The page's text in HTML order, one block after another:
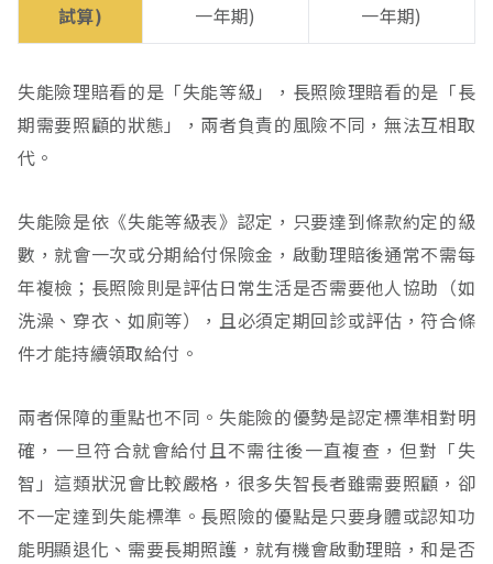
試算)
一年期)
一年期)
失能險理賠看的是「失能等級」，長照險理賠看的是「長
期需要照顧的狀態」，兩者負責的風險不同，無法互相取
代。
失能險是依《失能等級表》認定，只要達到條款約定的級
數，就會一次或分期給付保險金，啟動理賠後通常不需每
年複檢；長照險則是評估日常生活是否需要他人協助（如
洗澡、穿衣、如廁等），且必須定期回診或評估，符合條
件才能持續領取給付。
兩者保障的重點也不同。失能險的優勢是認定標準相對明
確，一旦符合就會給付且不需往後一直複查，但對「失
智」這類狀況會比較嚴格，很多失智長者雖需要照顧，卻
不一定達到失能標準。長照險的優點是只要身體或認知功
能明顯退化、需要長期照護，就有機會啟動理賠，和是否